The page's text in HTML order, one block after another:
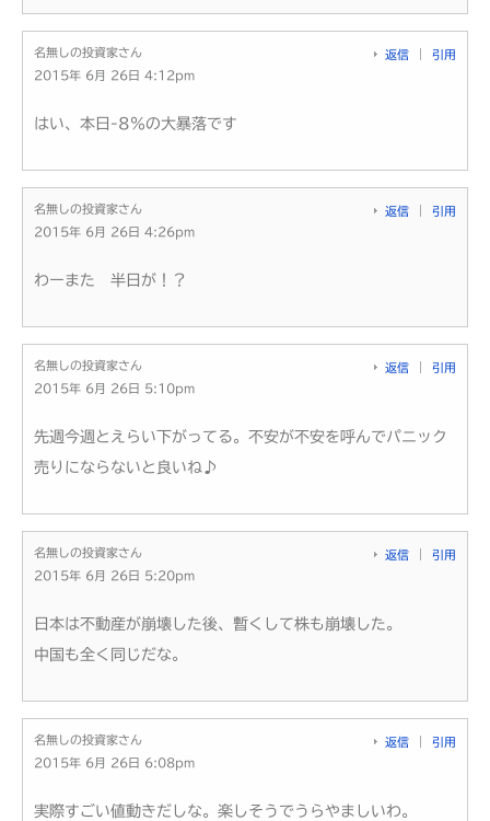
名無しの投資家さん
2015年 6月 26日 4:12pm
返信 引用
はい、本日-8％の大暴落です
名無しの投資家さん
2015年 6月 26日 4:26pm
返信 引用
わーまた 半日が！？
名無しの投資家さん
2015年 6月 26日 5:10pm
返信 引用
先週今週とえらい下がってる。不安が不安を呼んでパニック
売りにならないと良いね♪
名無しの投資家さん
2015年 6月 26日 5:20pm
返信 引用
日本は不動産が崩壊した後、暫くして株も崩壊した。
中国も全く同じだな。
名無しの投資家さん
2015年 6月 26日 6:08pm
返信 引用
実際すごい値動きだしな。楽しそうでうらやましいわ。